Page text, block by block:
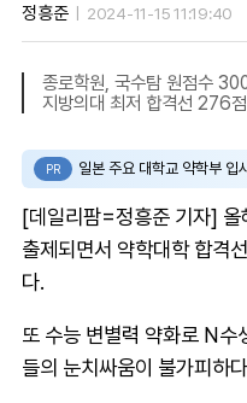
정흥준 2024-11-15 11:19:40
종로학원, 국수탐 원점수
지방의대 최저 합격선 276
PR 일본 주요 대학교 약학부 입
[데일리팜=정흥준 기자] 올
출제되면서 약학대학 합격
다.
또 수능 변별력 약화로 N수
들의 눈치싸움이 불가피하